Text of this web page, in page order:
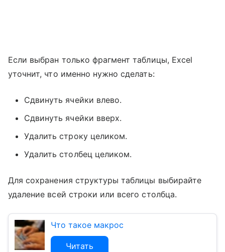
Если выбран только фрагмент таблицы, Excel
уточнит, что именно нужно сделать:
Сдвинуть ячейки влево.
Сдвинуть ячейки вверх.
Удалить строку целиком.
Удалить столбец целиком.
Для сохранения структуры таблицы выбирайте
удаление всей строки или всего столбца.
Что такое макрос
Читать